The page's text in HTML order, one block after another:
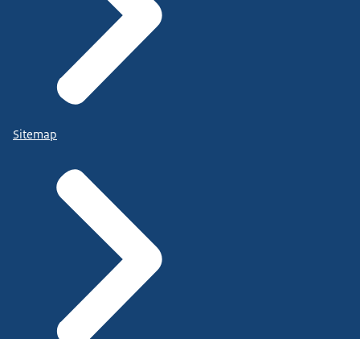
Sitemap